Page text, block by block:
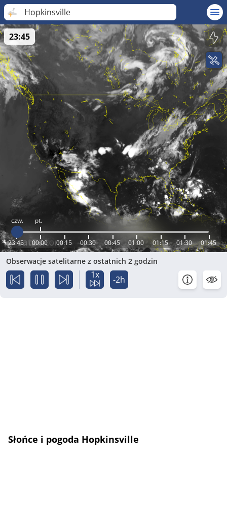
Hopkinsville
czw. pt.
23:45 00:00 00:15 00:30 00:45 01:00 01:15 01:30 01:45
23:45
Obserwacje satelitarne z ostatnich 2 godzin
1x -2h
Słońce i pogoda Hopkinsville